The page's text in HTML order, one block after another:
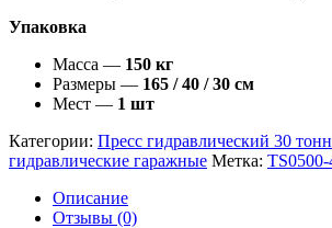
Упаковка
Масса — 150 кг
Размеры — 165 / 40 / 30 см
Мест — 1 шт
Категории: Пресс гидравлический 30 тонн
гидравлические гаражные Метка: TS0500-
Описание
Отзывы (0)